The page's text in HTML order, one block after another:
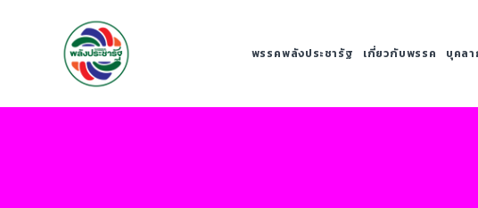
พรรคพลังประชารัฐ เกี่ยวกับพรรค บุคลา